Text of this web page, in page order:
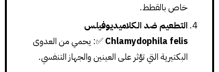
خاص بالقطط.
التطعيم ضد الـكلاميديوفيلس
Chlamydophila felis✅: يحمي من العدوى
البكتيرية التي تؤثر على العينين والجهاز التنفسي.